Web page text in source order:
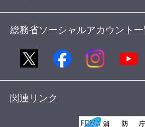
総務省ソーシャルアカウント一
関連リンク